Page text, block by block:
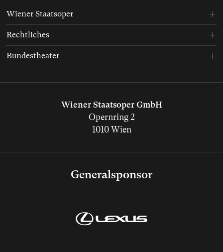
Generalsponsor
Wiener Staatsoper GmbH
Opernring 2
1010 Wien
Wiener Staatsoper
Rechtliches
Bundestheater